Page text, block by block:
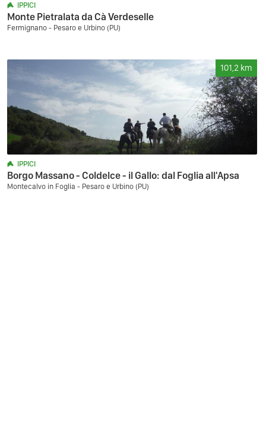
IPPICI
Monte Pietralata da Cà Verdeselle
Fermignano - Pesaro e Urbino (PU)
101,2 km
IPPICI
Borgo Massano - Coldelce - il Gallo: dal Foglia all'Apsa
Montecalvo in Foglia - Pesaro e Urbino (PU)